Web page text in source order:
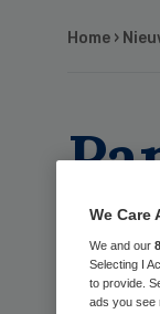
Home ›
We Care
We and our
Selecting I
to provide.
ads you see